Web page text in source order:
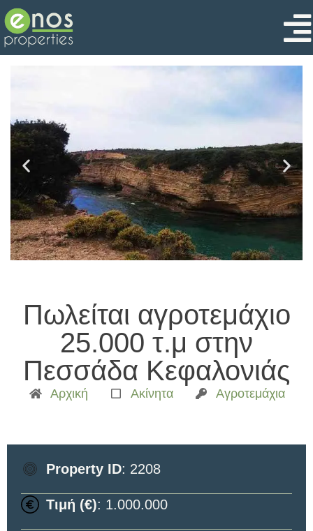
Πωλείται αγροτεμάχιο
25.000 τ.μ στην
Πεσσάδα Κεφαλονιάς
Αρχική Ακίνητα Αγροτεμάχια
Property ID: 2208
Τιμή (€): 1.000.000